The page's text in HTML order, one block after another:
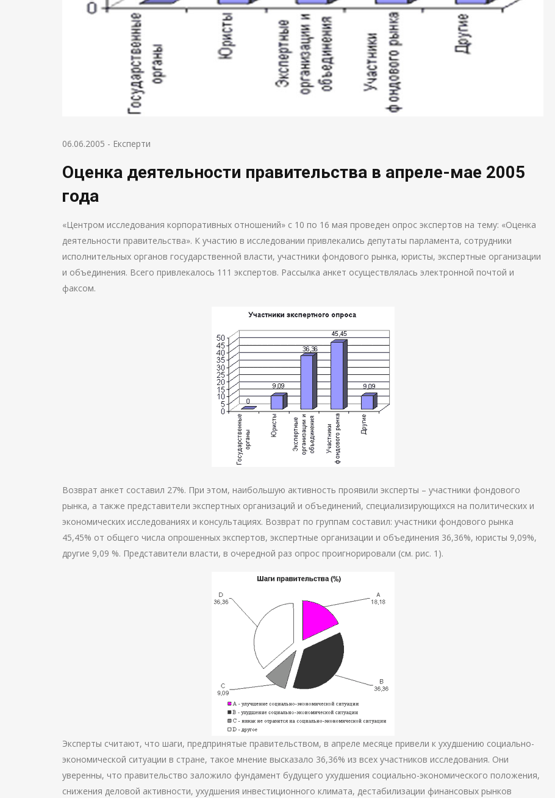
06.06.2005 - Експерти
Оценка деятельности правительства в апреле-мае 2005
года
«Центром исследования корпоративных отношений» с 10 по 16 мая проведен опрос экспертов на тему: «Оценка
деятельности правительства». К участию в исследовании привлекались депутаты парламента, сотрудники
исполнительных органов государственной власти, участники фондового рынка, юристы, экспертные организации
и объединения. Всего привлекалось 111 экспертов. Рассылка анкет осуществлялась электронной почтой и
факсом.
Возврат анкет составил 27%. При этом, наибольшую активность проявили эксперты – участники фондового
рынка, а также представители экспертных организаций и объединений, специализирующихся на политических и
экономических исследованиях и консультациях. Возврат по группам составил: участники фондового рынка
45,45% от общего числа опрошенных экспертов, экспертные организации и объединения 36,36%, юристы 9,09%,
другие 9,09 %. Представители власти, в очередной раз опрос проигнорировали (см. рис. 1).
Эксперты считают, что шаги, предпринятые правительством, в апреле месяце привели к ухудшению социально-
экономической ситуации в стране, такое мнение высказало 36,36% из всех участников исследования. Они
уверенны, что правительство заложило фундамент будущего ухудшения социально-экономического положения,
снижения деловой активности, ухудшения инвестиционного климата, дестабилизации финансовых рынков